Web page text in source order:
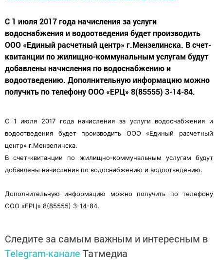
С 1 июля 2017 года начисления за услуги
водоснабжения и водоотведения будет производить
ООО «Единый расчетный центр» г.Мензелинска. В счет-
квитанции по жилищно-коммунальным услугам будут
добавлены начисления по водоснабжению и
водоотведению. Дополнительную информацию можно
получить по телефону ООО «ЕРЦ» 8(85555) 3-14-84.
С 1 июля 2017 года начисления за услуги водоснабжения и
водоотведения будет производить ООО «Единый расчетный
центр» г.Мензелинска.
В счет-квитанции по жилищно-коммунальным услугам будут
добавлены начисления по водоснабжению и водоотведению.
Дополнительную информацию можно получить по телефону
ООО «ЕРЦ» 8(85555) 3-14-84.
Следите за самым важным и интересным в
Telegram-канале Татмедиа